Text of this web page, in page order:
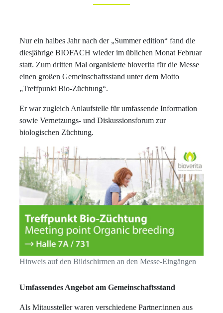
Nur ein halbes Jahr nach der „Summer edition“ fand die
diesjährige BIOFACH wieder im üblichen Monat Februar
statt. Zum dritten Mal organisierte bioverita für die Messe
einen großen Gemeinschaftsstand unter dem Motto
„Treffpunkt Bio-Züchtung“.
Er war zugleich Anlaufstelle für umfassende Information
sowie Vernetzungs- und Diskussionsforum zur
biologischen Züchtung.
Hinweis auf den Bildschirmen an den Messe-Eingängen
Umfassendes Angebot am Gemeinschaftsstand
Als Mitaussteller waren verschiedene Partner:innen aus